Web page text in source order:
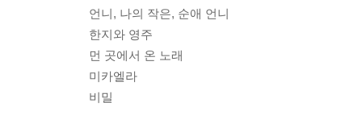
언니, 나의 작은, 순애 언니
한지와 영주
먼 곳에서 온 노래
미카엘라
비밀